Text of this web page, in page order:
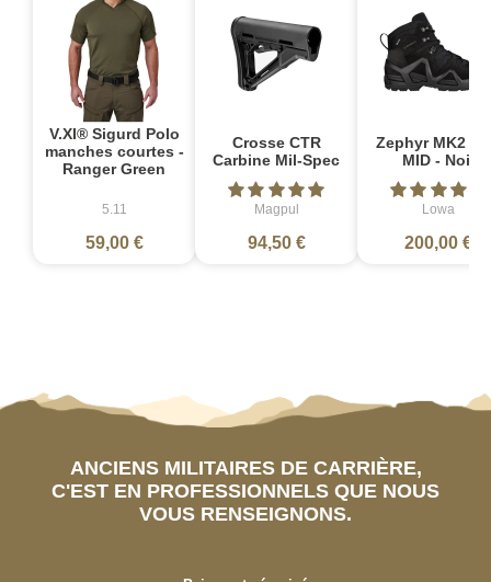
V.XI® Sigurd Polo
manches courtes -
Ranger Green
5.11
59,00 €
Crosse CTR
Carbine Mil-Spec
Magpul
94,50 €
Zephyr MK2
MID - Noir
Lowa
200,00 €
ANCIENS MILITAIRES DE CARRIÈRE,
C'EST EN PROFESSIONNELS QUE NOUS
VOUS RENSEIGNONS.